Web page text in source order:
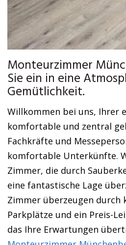
Monteurzimmer
Sie ein in eine
Gemütlichkeit.
Willkommen bei uns, Ihrer
komfortable und zentral
Fachkräfte und
komfortable Unterkünfte.
Zimmer, die durch
eine fantastische Lage
Zimmer überzeugen durch
Parkplätze und ein Preis-
das Ihre Erwartungen